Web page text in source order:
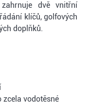
dvě vnitřní
klíčů, golfových
doplňků.
zcela vodotěsné